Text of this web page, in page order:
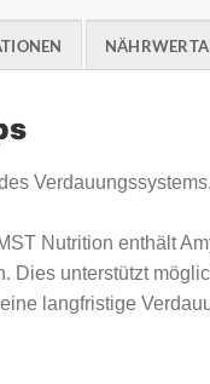
Nutrition enthält
Dies unterstützt
langfristige